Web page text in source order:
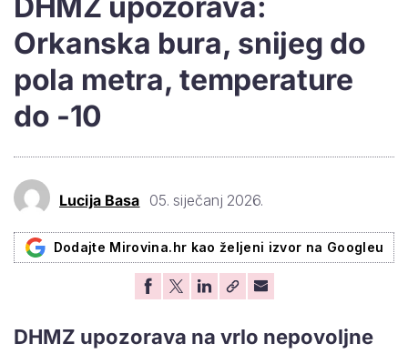
Orkanska bura, snijeg do
pola metra, temperature
do -10
Lucija Basa 05. siječanj 2026.
Dodajte Mirovina.hr kao željeni izvor na Googleu
DHMZ upozorava na vrlo nepovoljne